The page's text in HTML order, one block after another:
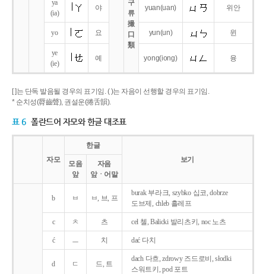
구
류
撮
口
類
ya
(ia)
야 yuan(uan) 위안
yo 요 yun(un) 윈
ye
(ie)
예 yong(iong) 융
[ ]는 단독 발음될 경우의 표기임. ( )는 자음이 선행할 경우의 표기임.
* 순치성(脣齒聲), 권설운(捲舌韻).
표 6 폴란드어 자모와 한글 대조표
자모
한글
보기
모음
앞
자음
앞ㆍ어말
b ㅂ ㅂ, 브, 프
burak 부라크, szybko 십코, dobrze
도브제, chleb 흘레프
c ㅊ 츠 cel 첼, Balicki 발리츠키, noc 노츠
ć ㅡ 치 dać 다치
d ㄷ 드, 트
dach 다흐, zdrowy 즈드로비, słodki
스워트키, pod 포트